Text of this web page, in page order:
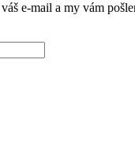
e-mail a my vám